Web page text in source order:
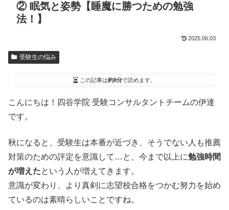
② 眠気と姿勢【睡魔に勝つための勉強
法！】
2025.06.03
受験生の悩み
この記事は約8分で読めます。
こんにちは！四谷学院 受験コンサルタントチームの伊達
です。
秋になると、受験生は本番が近づき、そうでない人も推薦
対策のための評定を意識して…と、今まで以上に勉強時間
が増えたという人が増えてきます。
意識が変わり、より真剣に志望校合格をつかむ努力を始め
ているのは素晴らしいことですね。